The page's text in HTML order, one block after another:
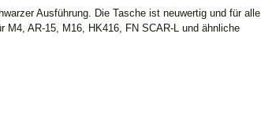
Ausführung. Die Tasche ist neuwertig und für alle
M4, AR-15, M16, HK416, FN SCAR-L und ähnliche